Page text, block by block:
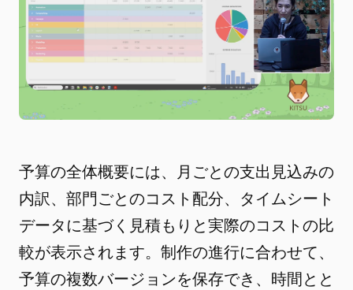
予算の全体概要には、月ごとの支出見込みの
内訳、部門ごとのコスト配分、タイムシート
データに基づく見積もりと実際のコストの比
較が表示されます。制作の進行に合わせて、
予算の複数バージョンを保存でき、時間とと